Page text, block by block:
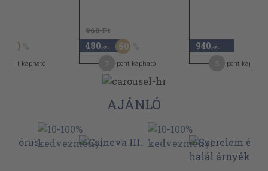
50
pont kapható
960 Ft
480 ,-Ft 50
pont kapható
940 ,-Ft
pont kapható
AJÁNLÓ